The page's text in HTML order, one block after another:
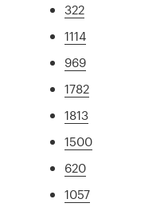
322
1114
969
1782
1813
1500
620
1057